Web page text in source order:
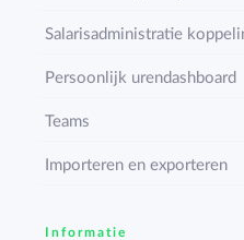
Salarisadministratie
Persoonlijk urendashboard
Teams
Importeren en exporteren
Informatie